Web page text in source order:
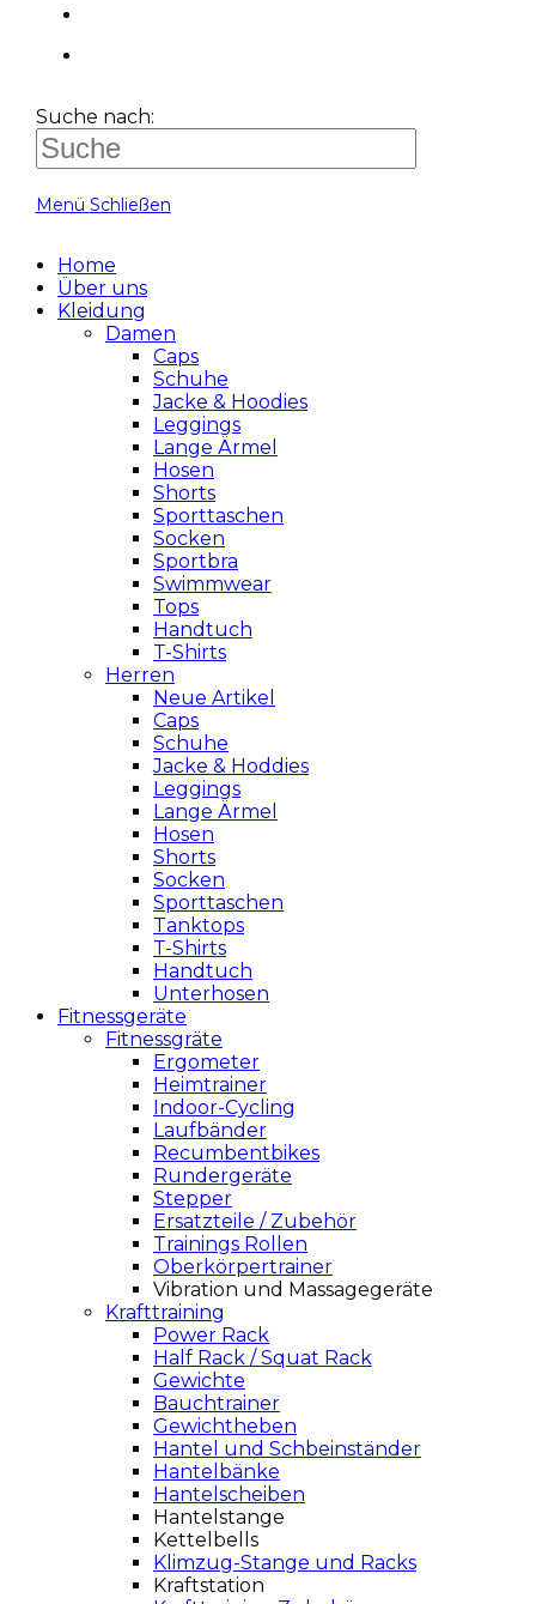
Suche nach:
Menü Schließen
Home
Über uns
Kleidung
Damen
Caps
Schuhe
Jacke & Hoodies
Leggings
Lange Ärmel
Hosen
Shorts
Sporttaschen
Socken
Sportbra
Swimmwear
Tops
Handtuch
T-Shirts
Herren
Neue Artikel
Caps
Schuhe
Jacke & Hoddies
Leggings
Lange Ärmel
Hosen
Shorts
Socken
Sporttaschen
Tanktops
T-Shirts
Handtuch
Unterhosen
Fitnessgeräte
Fitnessgräte
Ergometer
Heimtrainer
Indoor-Cycling
Laufbänder
Recumbentbikes
Rundergeräte
Stepper
Ersatzteile / Zubehör
Trainings Rollen
Oberkörpertrainer
Vibration und Massagegeräte
Krafttraining
Power Rack
Half Rack / Squat Rack
Gewichte
Bauchtrainer
Gewichtheben
Hantel und Schbeinständer
Hantelbänke
Hantelscheiben
Hantelstange
Kettelbells
Klimzug-Stange und Racks
Kraftstation